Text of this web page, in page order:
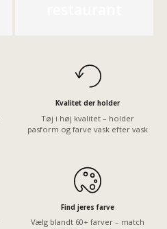
Kvalitet der holder
Tøj i høj kvalitet – holder
pasform og farve vask efter vask
Find jeres farve
Vælg blandt 60+ farver – match